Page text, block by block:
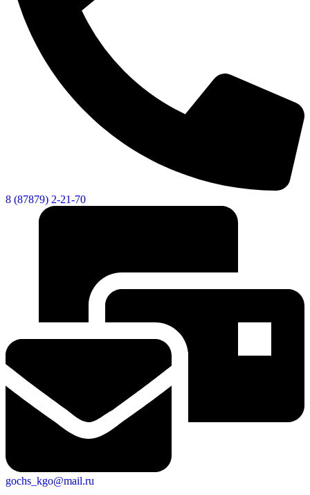
8 (87879) 2-21-70
gochs_kgo@mail.ru